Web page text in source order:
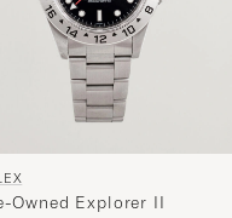
Owned Explorer II